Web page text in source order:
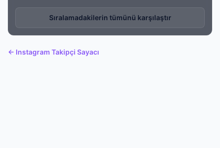
Sıralamadakilerin tümünü karşılaştır
← Instagram Takipçi Sayacı